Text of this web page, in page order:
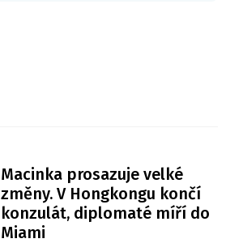
Macinka prosazuje velké
změny. V Hongkongu končí
konzulát, diplomaté míří do
Miami